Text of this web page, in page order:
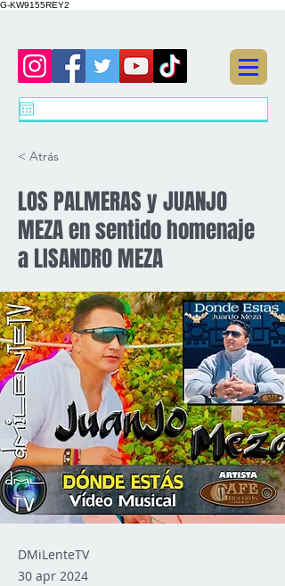
G-KW9155REY2
< Atrás
LOS PALMERAS y JUANJO
MEZA en sentido homenaje
a LISANDRO MEZA
DMiLenteTV
30 apr 2024